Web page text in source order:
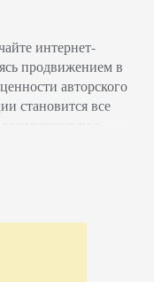
интернет-
продвижением в
авторского
становится все
под
собственную.
не отвечает
его недовольным.